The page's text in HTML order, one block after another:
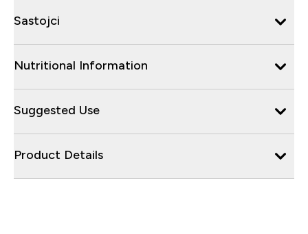
Sastojci
Nutritional Information
Suggested Use
Product Details